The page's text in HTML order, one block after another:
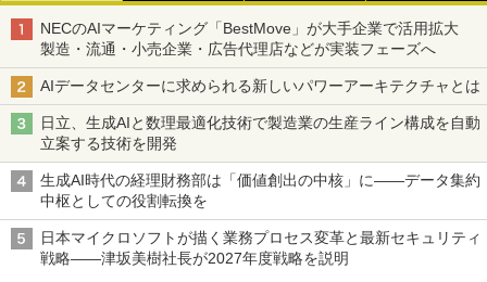
NECのAIマーケティング「BestMove」が大手企業で活用拡大
製造・流通・小売企業・広告代理店などが実装フェーズへ
AIデータセンターに求められる新しいパワーアーキテクチャとは
日立、生成AIと数理最適化技術で製造業の生産ライン構成を自動
立案する技術を開発
生成AI時代の経理財務部は「価値創出の中核」に――データ集約
中枢としての役割転換を
日本マイクロソフトが描く業務プロセス変革と最新セキュリティ
戦略――津坂美樹社長が2027年度戦略を説明